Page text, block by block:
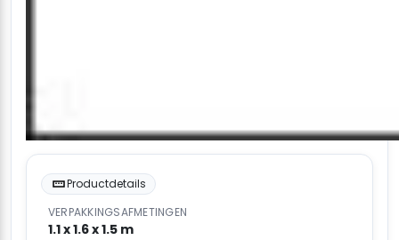
Productdetails
VERPAKKINGSAFMETINGEN
1.1 x 1.6 x 1.5 m